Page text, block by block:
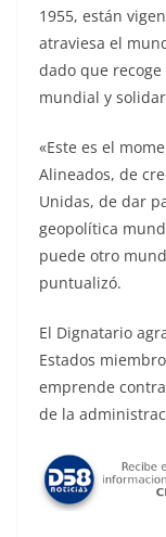
1955, están
atraviesa el
dado que
mundial y
«Este es el
Alineados, de
Unidas, de dar
geopolítica
puede otro
puntualizó.
El Dignatario
Estados
emprende
de la